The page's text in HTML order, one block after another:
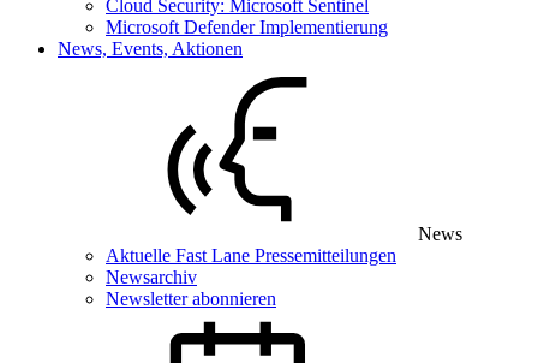
Cloud Security: Microsoft Sentinel
Microsoft Defender Implementierung
News, Events, Aktionen
News
Aktuelle Fast Lane Pressemitteilungen
Newsarchiv
Newsletter abonnieren